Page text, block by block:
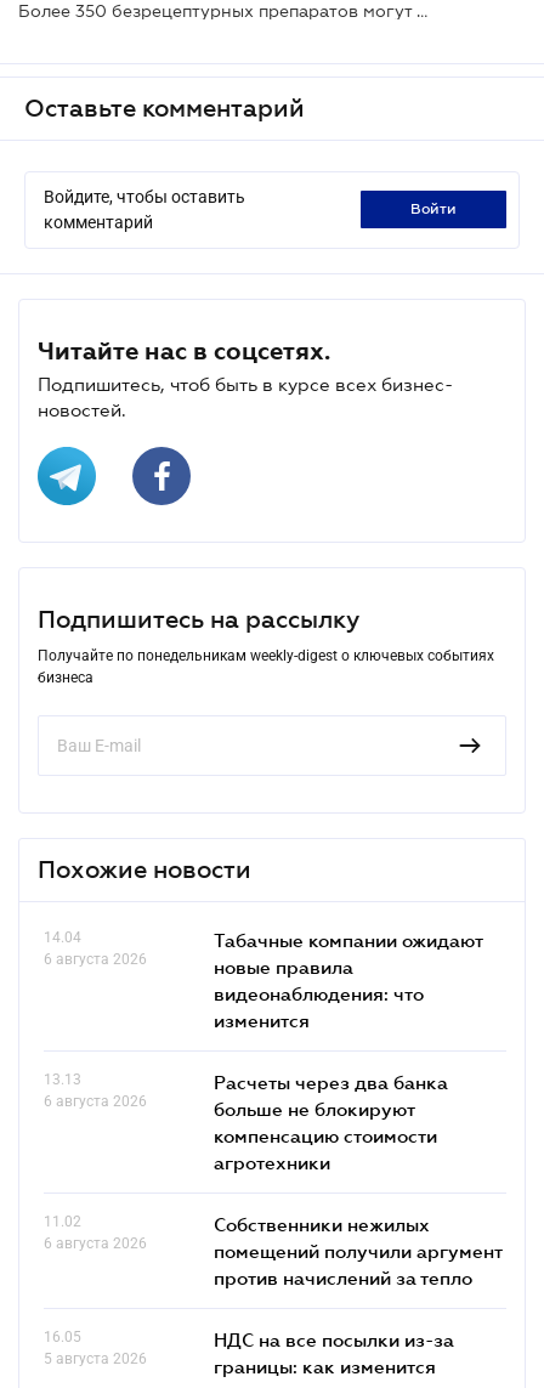
Более 350 безрецептурных препаратов могут попасть под запрет рекламирования
Оставьте комментарий
Войдите, чтобы оставить
комментарий
войти
Читайте нас в соцсетях.
Подпишитесь, чтоб быть в курсе всех бизнес-
новостей.
Подпишитесь на рассылку
Получайте по понедельникам weekly-digest о ключевых событиях
бизнеса
Похожие новости
14.04
6 августа 2026
Табачные компании ожидают
новые правила
видеонаблюдения: что
изменится
13.13
6 августа 2026
Расчеты через два банка
больше не блокируют
компенсацию стоимости
агротехники
11.02
6 августа 2026
Собственники нежилых
помещений получили аргумент
против начислений за тепло
16.05
5 августа 2026
НДС на все посылки из-за
границы: как изменится